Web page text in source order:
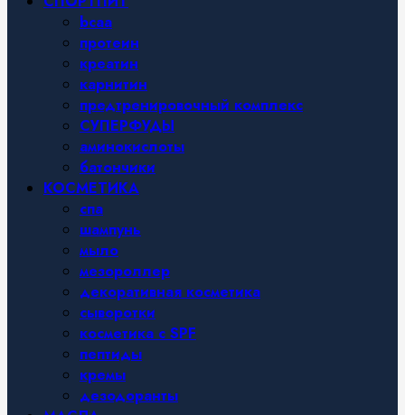
bcaa
протеин
креатин
карнитин
предтренировочный комплекс
СУПЕРФУДЫ
аминокислоты
батончики
КОСМЕТИКА
спа
шампунь
мыло
мезороллер
декоративная косметика
сыворотки
косметика с SPF
пептиды
кремы
дезодоранты